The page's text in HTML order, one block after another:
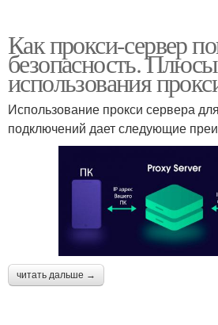
Как прокси-сервер
безопасность.
использования
Использование прокси сервера
подключений дает следующие
читать дальше →